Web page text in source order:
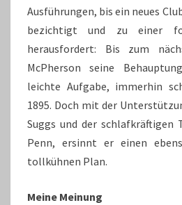
Ausführungen, bis ein neues
bezichtigt und zu einer
herausfordert: Bis zum
McPherson seine
leichte Aufgabe, immerhin
1895. Doch mit der
Suggs und der schlafkräftigen
Penn, ersinnt er einen
tollkühnen Plan.
Meine Meinung